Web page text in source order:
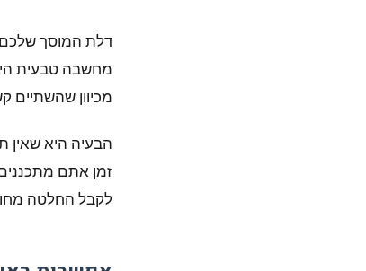
דלת המוסך
מחשבה טבעית
מכיוון שהשתיים
הבעיה היא
זמן אתם
לקבל החלטה